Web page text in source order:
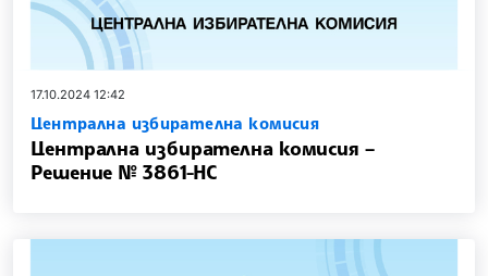
17.10.2024 12:42
Централна избирателна комисия
Централна избирателна комисия –
Решение № 3861-НС